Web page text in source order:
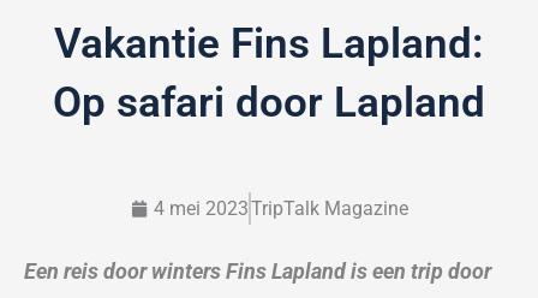
Vakantie Fins Lapland:
Op safari door Lapland
4 mei 2023TripTalk Magazine
Een reis door winters Fins Lapland is een trip door